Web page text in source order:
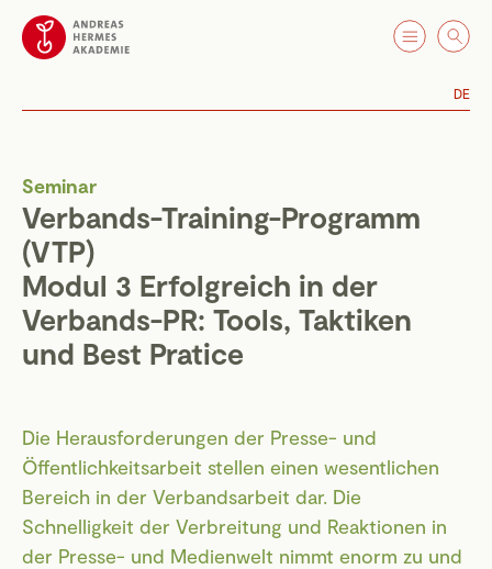
DE
Seminar
Verbands-Training-Programm
(VTP)
Modul 3 Erfolgreich in der
Verbands-PR: Tools, Taktiken
und Best Pratice
Die Herausforderungen der Presse- und
Öffentlichkeitsarbeit stellen einen wesentlichen
Bereich in der Verbandsarbeit dar. Die
Schnelligkeit der Verbreitung und Reaktionen in
der Presse- und Medienwelt nimmt enorm zu und